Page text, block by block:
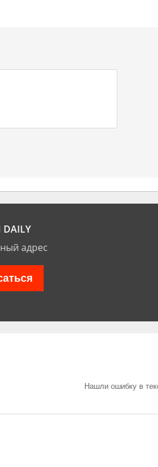
адрес
Нашли ошибку в